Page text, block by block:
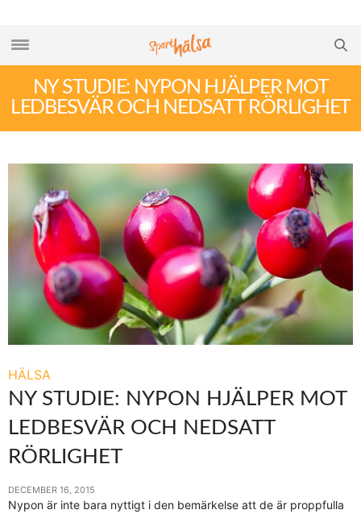
NY STUDIE: NYPON HJÄLPER MOT
LEDBESVÄR OCH NEDSATT RÖRLIGHET
HÄLSA
NY STUDIE: NYPON HJÄLPER MOT
LEDBESVÄR OCH NEDSATT
RÖRLIGHET
DECEMBER 16, 2015
Nypon är inte bara nyttigt i den bemärkelse att de är proppfulla